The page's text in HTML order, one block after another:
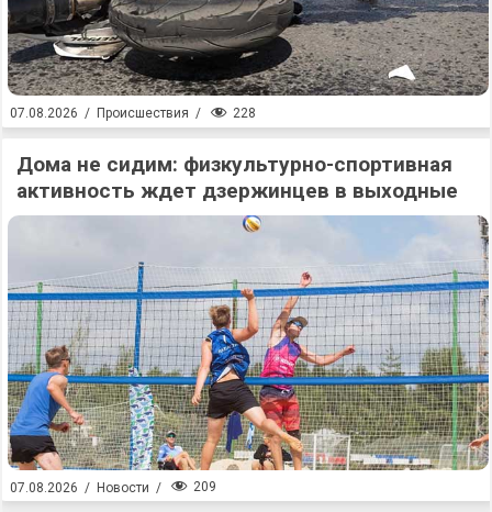
07.08.2026 / Происшествия / 228
Дома не сидим: физкультурно-спортивная
активность ждет дзержинцев в выходные
07.08.2026 / Новости / 209